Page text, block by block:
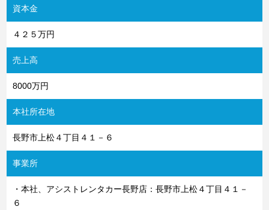
資本金
４２５万円
売上高
8000万円
本社所在地
長野市上松４丁目４１－６
事業所
・本社、アシストレンタカー長野店：長野市上松４丁目４１－
６